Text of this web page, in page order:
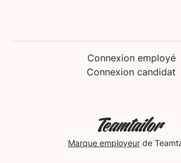
Connexion employé
Connexion candidat
Marque employeur de